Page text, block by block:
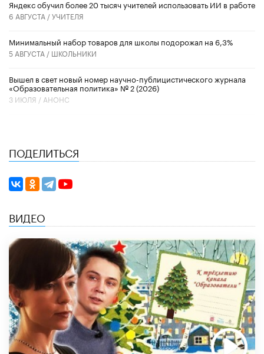
​Яндекс обучил более 20 тысяч учителей использовать ИИ в работе
6 АВГУСТА /УЧИТЕЛЯ
Минимальный набор товаров для школы подорожал на 6,3%
5 АВГУСТА / ШКОЛЬНИКИ
Вышел в свет новый номер научно-публицистического журнала
«Образовательная политика» № 2 (2026)
3 ИЮЛЯ / АНОНС
ПОДЕЛИТЬСЯ
ВИДЕО